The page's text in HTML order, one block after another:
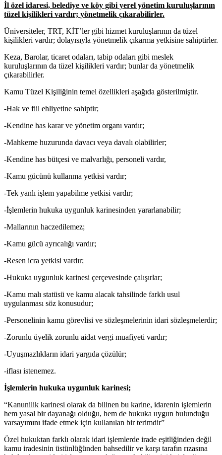
İl özel idaresi, belediye ve köy gibi yerel yönetim kuruluşlarının
tüzel kişilikleri vardır; yönetmelik çıkarabilirler.
Üniversiteler, TRT, KİT’ler gibi hizmet kuruluşlarının da tüzel
kişilikleri vardır; dolayısıyla yönetmelik çıkarma yetkisine sahiptirler.
Keza, Barolar, ticaret odaları, tabip odaları gibi meslek
kuruluşlarının da tüzel kişilikleri vardır; bunlar da yönetmelik
çıkarabilirler.
Kamu Tüzel Kişiliğinin temel özellikleri aşağıda gösterilmiştir.
-Hak ve fiil ehliyetine sahiptir;
-Kendine has karar ve yönetim organı vardır;
-Mahkeme huzurunda davacı veya davalı olabilirler;
-Kendine has bütçesi ve malvarlığı, personeli vardır,
-Kamu gücünü kullanma yetkisi vardır;
-Tek yanlı işlem yapabilme yetkisi vardır;
-İşlemlerin hukuka uygunluk karinesinden yararlanabilir;
-Mallarının haczedilemez;
-Kamu gücü ayrıcalığı vardır;
-Resen icra yetkisi vardır;
-Hukuka uygunluk karinesi çerçevesinde çalışırlar;
-Kamu malı statüsü ve kamu alacak tahsilinde farklı usul
uygulanması söz konusudur;
-Personelinin kamu görevlisi ve sözleşmelerinin idari sözleşmelerdir;
-Zorunlu üyelik zorunlu aidat vergi muafiyeti vardır;
-Uyuşmazlıkların idari yargıda çözülür;
-iflası istenemez.
İşlemlerin hukuka uygunluk karinesi;
“Kanunilik karinesi olarak da bilinen bu karine, idarenin işlemlerin
hem yasal bir dayanağı olduğu, hem de hukuka uygun bulunduğu
varsayımını ifade etmek için kullanılan bir terimdir”
Özel hukuktan farklı olarak idari işlemlerde irade eşitliğinden değil
kamu iradesinin üstünlüğünden bahsedilir ve karşı tarafın rızasına